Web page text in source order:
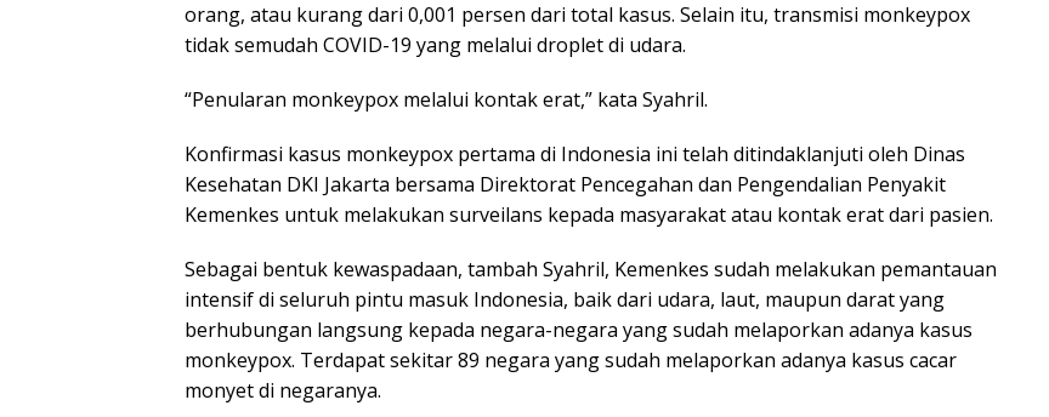
orang, atau kurang dari 0,001 persen dari total kasus. Selain itu, transmisi monkeypox
tidak semudah COVID-19 yang melalui droplet di udara.
“Penularan monkeypox melalui kontak erat,” kata Syahril.
Konfirmasi kasus monkeypox pertama di Indonesia ini telah ditindaklanjuti oleh Dinas
Kesehatan DKI Jakarta bersama Direktorat Pencegahan dan Pengendalian Penyakit
Kemenkes untuk melakukan surveilans kepada masyarakat atau kontak erat dari pasien.
Sebagai bentuk kewaspadaan, tambah Syahril, Kemenkes sudah melakukan pemantauan
intensif di seluruh pintu masuk Indonesia, baik dari udara, laut, maupun darat yang
berhubungan langsung kepada negara-negara yang sudah melaporkan adanya kasus
monkeypox. Terdapat sekitar 89 negara yang sudah melaporkan adanya kasus cacar
monyet di negaranya.